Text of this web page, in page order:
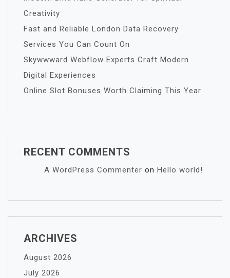
Creativity
Fast and Reliable London Data Recovery
Services You Can Count On
Skywwward Webflow Experts Craft Modern
Digital Experiences
Online Slot Bonuses Worth Claiming This Year
RECENT COMMENTS
A WordPress Commenter on Hello world!
ARCHIVES
August 2026
July 2026